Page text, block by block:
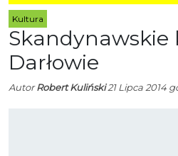
Kultura
Skandynawskie
Darłowie
AutorRobert Kuliński21 Lipca 2014